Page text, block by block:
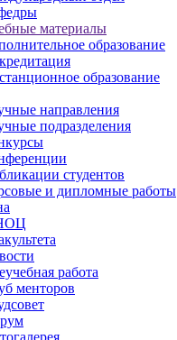
материалы
образование
образование
направления
подразделения
студентов
и дипломные работы
работа
менторов